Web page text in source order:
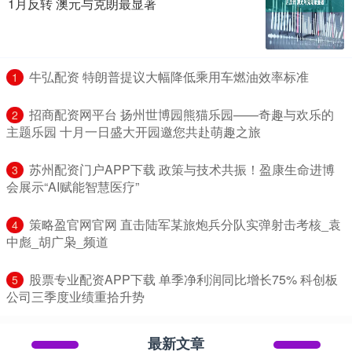
1月反转 澳元与克朗最显著
1 ​牛弘配资 特朗普提议大幅降低乘用车燃油效率标准
2
​招商配资网平台 扬州世博园熊猫乐园——奇趣与欢乐的
主题乐园 十月一日盛大开园邀您共赴萌趣之旅
3
​苏州配资门户APP下载 政策与技术共振！盈康生命进博
会展示“AI赋能智慧医疗”
4
​策略盈官网官网 直击陆军某旅炮兵分队实弹射击考核_袁
中彪_胡广枭_频道
5
​股票专业配资APP下载 单季净利润同比增长75% 科创板
公司三季度业绩重拾升势
最新文章